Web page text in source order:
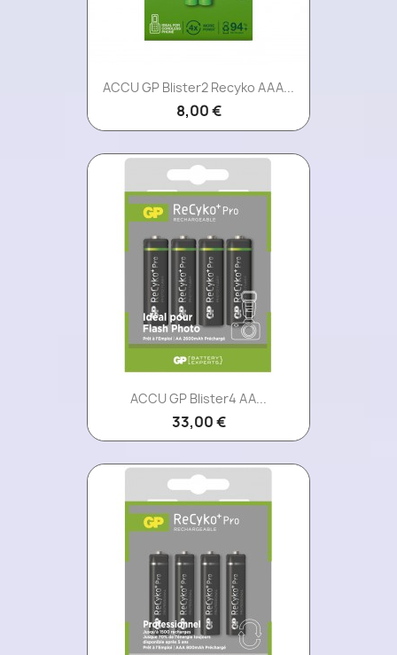
ACCU GP Blister2 Recyko AAA...
8,00 €
ACCU GP Blister4 AA...
33,00 €